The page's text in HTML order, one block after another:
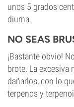
unos 5 grados
diurna.
NO SEAS
¡Bastante obvio!
brote. La excesiva
dañarlos, con lo
terpenos y